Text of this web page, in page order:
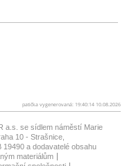
patička vygenerovaná: 19:40:14 10.08.2026
a.s. se sídlem náměstí Marie
10 - Strašnice,
a dodavatelé obsahu
materiálům